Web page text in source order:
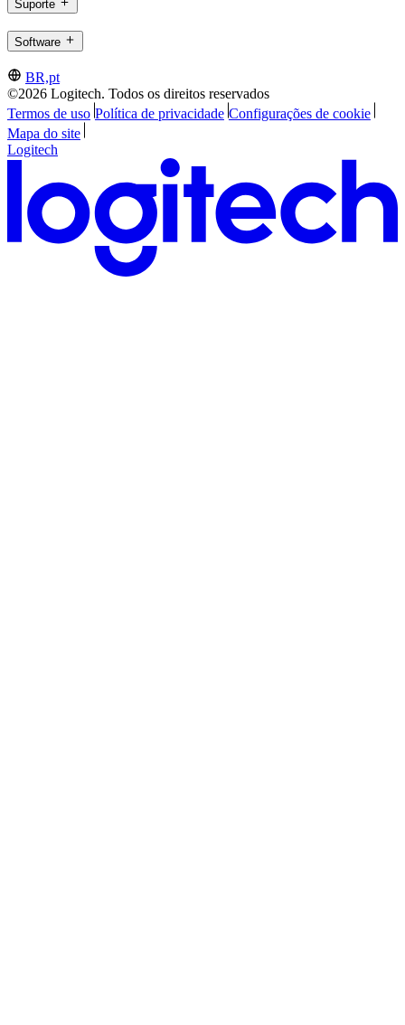
Suporte
Software
BR,pt
©2026 Logitech. Todos os direitos reservados
Termos de uso Política de privacidade Configurações de cookie
Mapa do site
Logitech